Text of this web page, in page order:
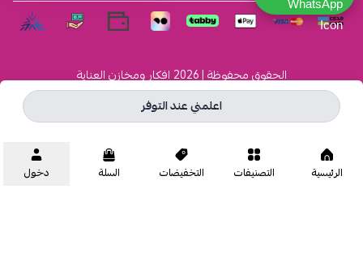
اعلمني عند التوفر
الحقوق محفوظة | 2026 افكار ومخازن العناية
الرئيسية التصنيفات التخفيضات السلة دخول